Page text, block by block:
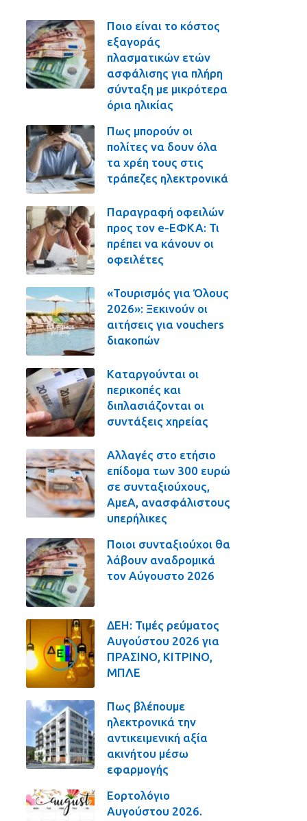
Ποιο είναι το κόστος
εξαγοράς
πλασματικών ετών
ασφάλισης για πλήρη
σύνταξη με μικρότερα
όρια ηλικίας
Πως μπορούν οι
πολίτες να δουν όλα
τα χρέη τους στις
τράπεζες ηλεκτρονικά
Παραγραφή οφειλών
προς τον e-ΕΦΚΑ: Τι
πρέπει να κάνουν οι
οφειλέτες
«Τουρισμός για Όλους
2026»: Ξεκινούν οι
αιτήσεις για vouchers
διακοπών
Καταργούνται οι
περικοπές και
διπλασιάζονται οι
συντάξεις χηρείας
Αλλαγές στο ετήσιο
επίδομα των 300 ευρώ
σε συνταξιούχους,
ΑμεΑ, ανασφάλιστους
υπερήλικες
Ποιοι συνταξιούχοι θα
λάβουν αναδρομικά
τον Αύγουστο 2026
ΔΕΗ: Τιμές ρεύματος
Αυγούστου 2026 για
ΠΡΑΣΙΝΟ, ΚΙΤΡΙΝΟ,
ΜΠΛΕ
Πως βλέπουμε
ηλεκτρονικά την
αντικειμενική αξία
ακινήτου μέσω
εφαρμογής
Εορτολόγιο
Αυγούστου 2026.